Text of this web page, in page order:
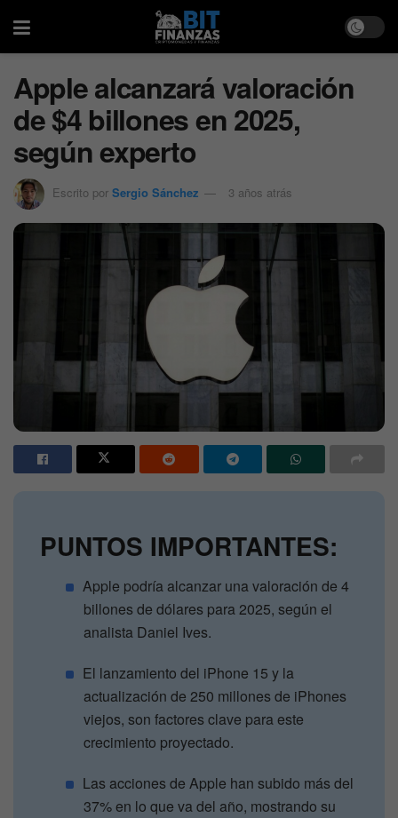
Apple alcanzará valoración
de $4 billones en 2025,
según experto
Escrito por Sergio Sánchez 3 años atrás
PUNTOS IMPORTANTES:
Apple podría alcanzar una valoración de 4
billones de dólares para 2025, según el
analista Daniel Ives.
El lanzamiento del iPhone 15 y la
actualización de 250 millones de iPhones
viejos, son factores clave para este
crecimiento proyectado.
Las acciones de Apple han subido más del
37% en lo que va del año, mostrando su